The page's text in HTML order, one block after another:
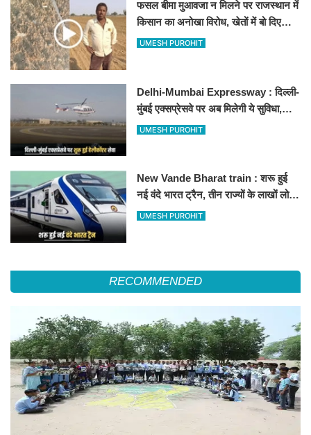
फसल बीमा मुआवजा न मिलने पर राजस्थान में
किसान का अनोखा विरोध, खेतों में बो दिए
500-500 रुपए के नोट, वीडियो वायरल
UMESH PUROHIT
Delhi-Mumbai Expressway : दिल्ली-
मुंबई एक्सप्रेसवे पर अब मिलेगी ये सुविधा,
हेलीकॉप्टर सर्विस से तुरंत घायल पहुंचेगा
UMESH PUROHIT
New Vande Bharat train : शरू हुई
नई वंदे भारत ट्रैन, तीन राज्यों के लाखों लोगों
का सफर होगा आसान, देखें पूरा रूटमैप
UMESH PUROHIT
RECOMMENDED